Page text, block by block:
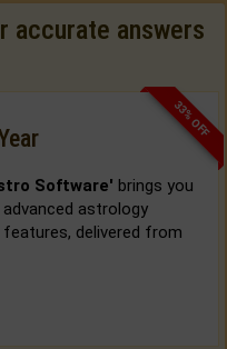
answers
33% OFF
Software' brings you
astrology
delivered from